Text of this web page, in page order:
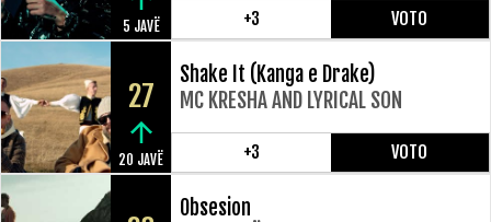
5 JAVË +3 VOTO
27
20 JAVË
Shake It (Kanga e Drake)
MC KRESHA AND LYRICAL SON
+3 VOTO
Obsesion